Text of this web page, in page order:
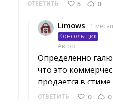
ОТВЕТИТЬ 5 0
Limows
1 месяц
Консольщик
Автор
Определенно
что это
продается в
ОТВЕТИТЬ 0 0